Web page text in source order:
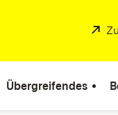
Übergreifendes